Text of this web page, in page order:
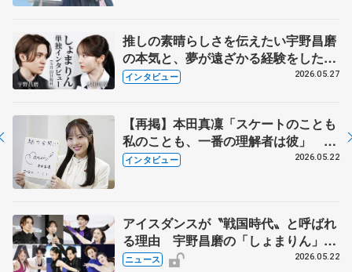
推しの素晴らしさを伝えたい宇野昌磨
の本気と、夢が遠ざかる経験をした本
田真凜の覚悟
インタビュー 2026.05.27
【再掲】本田真凜「スケートのことも
私のことも、一番の理解者は彼」 引
退時の単独インタビューで語った競技
インタビュー 2026.05.22
アイスダンスが〝戦国時代〟と呼ばれ
る理由 宇野昌磨の「しょまりん」ら
実力者が相次いで参戦 国内の競争激
ニュース 2026.05.22